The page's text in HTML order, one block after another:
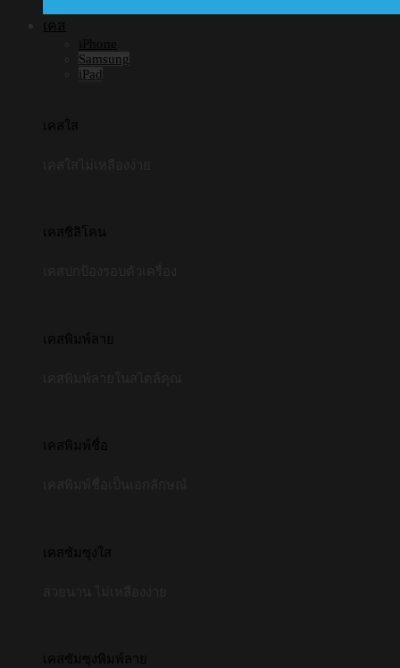
เคส
iPhone
Samsung
iPad
เคสใส
เคสซิลิโคน
เคสพิมพ์ลาย
เคสพิมพ์ชื่อ
เคสซัมซุงใส
เคสซัมซุงพิมพ์ลาย